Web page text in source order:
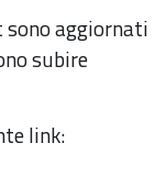
aggiornati
subire
link: